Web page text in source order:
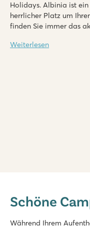
Holidays. Albinia ist
herrlicher Platz um
finden Sie immer das
Urlaub erleben. Auch
Weiterlesen
Italien - Mittel- und
Schöne
Während Ihrem